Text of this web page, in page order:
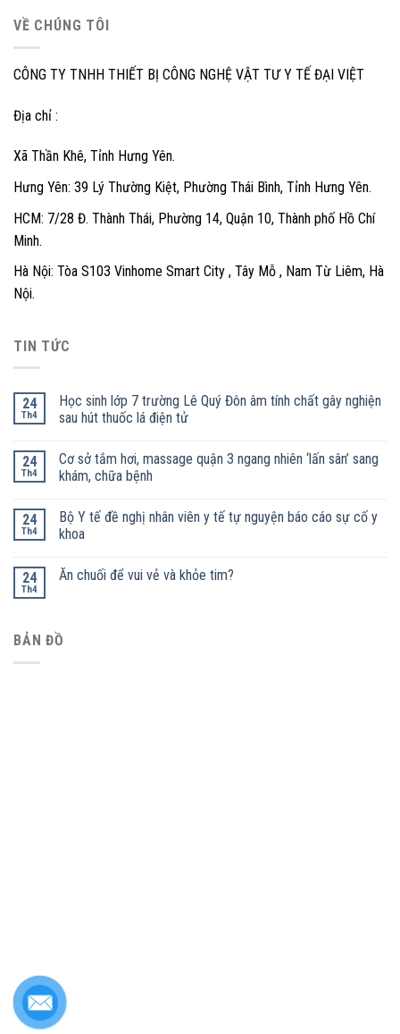
VỀ CHÚNG TÔI
CÔNG TY TNHH THIẾT BỊ CÔNG NGHỆ VẬT TƯ Y TẾ ĐẠI VIỆT
Địa chỉ :
Xã Thần Khê, Tỉnh Hưng Yên.
Hưng Yên: 39 Lý Thường Kiệt, Phường Thái Bình, Tỉnh Hưng Yên.
HCM: 7/28 Đ. Thành Thái, Phường 14, Quận 10, Thành phố Hồ Chí
Minh.
Hà Nội: Tòa S103 Vinhome Smart City , Tây Mỗ , Nam Từ Liêm, Hà
Nội.
TIN TỨC
24
Th4
Học sinh lớp 7 trường Lê Quý Đôn âm tính chất gây nghiện
sau hút thuốc lá điện tử
24
Th4
Cơ sở tắm hơi, massage quận 3 ngang nhiên ‘lấn sân’ sang
khám, chữa bệnh
24
Th4
Bộ Y tế đề nghị nhân viên y tế tự nguyện báo cáo sự cố y
khoa
24
Th4
Ăn chuối để vui vẻ và khỏe tim?
BẢN ĐỒ